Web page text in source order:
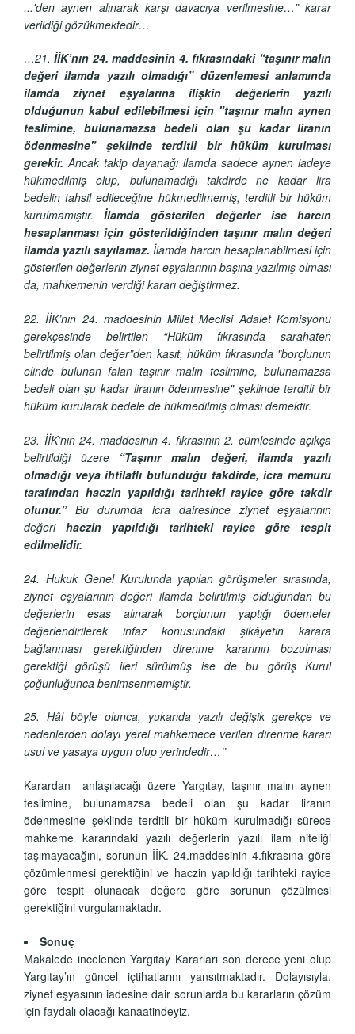
...'den aynen alınarak karşı davacıya verilmesine…” karar
verildiği gözükmektedir…
…21.İİK’nın 24. maddesinin 4. fıkrasındaki “taşınır malın
değeri ilamda yazılı olmadığı” düzenlemesi anlamında
ilamda ziynet eşyalarına ilişkin değerlerin yazılı
olduğunun kabul edilebilmesi için "taşınır malın aynen
teslimine, bulunamazsa bedeli olan şu kadar liranın
ödenmesine" şeklinde terditli bir hüküm kurulması
gerekir. Ancak takip dayanağı ilamda sadece aynen iadeye
hükmedilmiş olup, bulunamadığı takdirde ne kadar lira
bedelin tahsil edileceğine hükmedilmemiş, terditli bir hüküm
kurulmamıştır.İlamda gösterilen değerler ise harcın
hesaplanması için gösterildiğinden taşınır malın değeri
ilamda yazılı sayılamaz. İlamda harcın hesaplanabilmesi için
gösterilen değerlerin ziynet eşyalarının başına yazılmış olması
da, mahkemenin verdiği kararı değiştirmez.
22. İİK’nın 24. maddesinin Millet Meclisi Adalet Komisyonu
gerekçesinde belirtilen “Hüküm fıkrasında sarahaten
belirtilmiş olan değer”den kasıt, hüküm fıkrasında "borçlunun
elinde bulunan falan taşınır malın teslimine, bulunamazsa
bedeli olan şu kadar liranın ödenmesine" şeklinde terditli bir
hüküm kurularak bedele de hükmedilmiş olması demektir.
23. İİK’nın 24. maddesinin 4. fıkrasının 2. cümlesinde açıkça
belirtildiği üzere “Taşınır malın değeri, ilamda yazılı
olmadığı veya ihtilaflı bulunduğu takdirde, icra memuru
tarafından haczin yapıldığı tarihteki rayice göre takdir
olunur.”Bu durumda icra dairesince ziynet eşyalarının
değeri haczin yapıldığı tarihteki rayice göre tespit
edilmelidir.
24. Hukuk Genel Kurulunda yapılan görüşmeler sırasında,
ziynet eşyalarının değeri ilamda belirtilmiş olduğundan bu
değerlerin esas alınarak borçlunun yaptığı ödemeler
değerlendirilerek infaz konusundaki şikâyetin karara
bağlanması gerektiğinden direnme kararının bozulması
gerektiği görüşü ileri sürülmüş ise de bu görüş Kurul
çoğunluğunca benimsenmemiştir.
25. Hâl böyle olunca, yukarıda yazılı değişik gerekçe ve
nedenlerden dolayı yerel mahkemece verilen direnme kararı
usul ve yasaya uygun olup yerindedir…’’
Karardan anlaşılacağı üzere Yargıtay, taşınır malın aynen
teslimine, bulunamazsa bedeli olan şu kadar liranın
ödenmesine şeklinde terditli bir hüküm kurulmadığı sürece
mahkeme kararındaki yazılı değerlerin yazılı ilam niteliği
taşımayacağını, sorunun İİK. 24.maddesinin 4.fıkrasına göre
çözümlenmesi gerektiğini ve haczin yapıldığı tarihteki rayice
göre tespit olunacak değere göre sorunun çözülmesi
gerektiğini vurgulamaktadır.
Sonuç
Makalede incelenen Yargıtay Kararları son derece yeni olup
Yargıtay’ın güncel içtihatlarını yansıtmaktadır. Dolayısıyla,
ziynet eşyasının iadesine dair sorunlarda bu kararların çözüm
için faydalı olacağı kanaatindeyiz.